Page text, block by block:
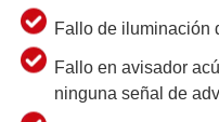
Fallo de iluminación
Fallo en avisador
ninguna señal de